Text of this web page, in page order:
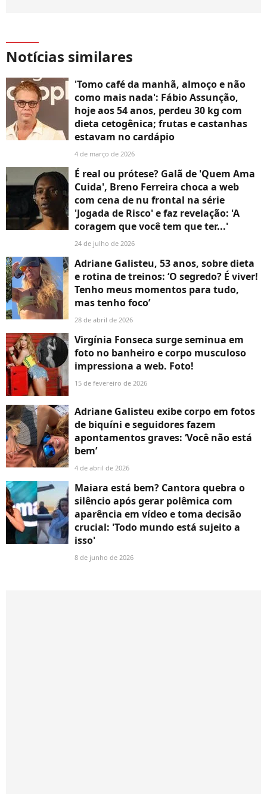
Notícias similares
'Tomo café da manhã, almoço e não
como mais nada': Fábio Assunção,
hoje aos 54 anos, perdeu 30 kg com
dieta cetogênica; frutas e castanhas
estavam no cardápio
4 de março de 2026
É real ou prótese? Galã de 'Quem Ama
Cuida', Breno Ferreira choca a web
com cena de nu frontal na série
'Jogada de Risco' e faz revelação: 'A
coragem que você tem que ter...'
24 de julho de 2026
Adriane Galisteu, 53 anos, sobre dieta
e rotina de treinos: ‘O segredo? É viver!
Tenho meus momentos para tudo,
mas tenho foco’
28 de abril de 2026
Virgínia Fonseca surge seminua em
foto no banheiro e corpo musculoso
impressiona a web. Foto!
15 de fevereiro de 2026
Adriane Galisteu exibe corpo em fotos
de biquíni e seguidores fazem
apontamentos graves: ‘Você não está
bem’
4 de abril de 2026
Maiara está bem? Cantora quebra o
silêncio após gerar polêmica com
aparência em vídeo e toma decisão
crucial: 'Todo mundo está sujeito a
isso'
8 de junho de 2026